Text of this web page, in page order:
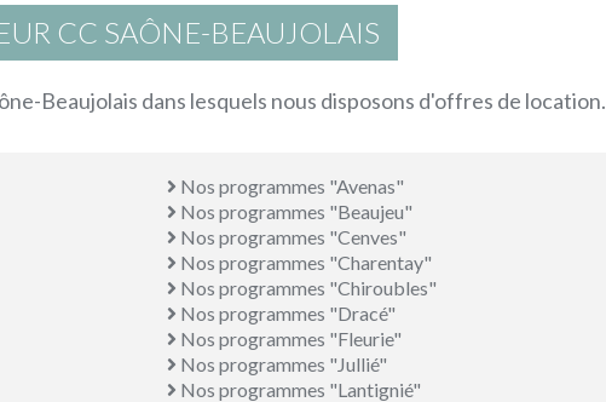
CC SAÔNE-BEAUJOLAIS
Beaujolais dans lesquels nous disposons d'offres de location.
Nos programmes "Avenas"
Nos programmes "Beaujeu"
Nos programmes "Cenves"
Nos programmes "Charentay"
Nos programmes "Chiroubles"
Nos programmes "Dracé"
Nos programmes "Fleurie"
Nos programmes "Jullié"
Nos programmes "Lantignié"